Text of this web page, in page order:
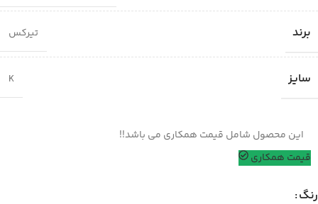
برند تیرکس
سایز K
این محصول شامل قیمت همکاری می باشد!!
قیمت همکاری
رنگ